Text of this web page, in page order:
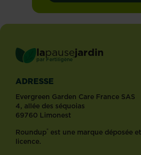
lapausejardin
par Fertiligène ®
ADRESSE
Evergreen Garden Care France SAS
4, allée des séquoias
69760 Limonest
Roundup® est une marque déposée
licence.